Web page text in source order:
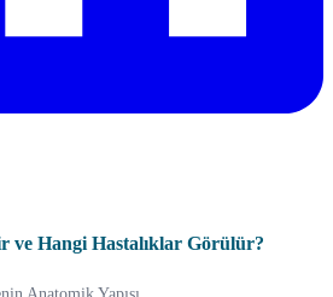
ve Hangi Hastalıklar Görülür?